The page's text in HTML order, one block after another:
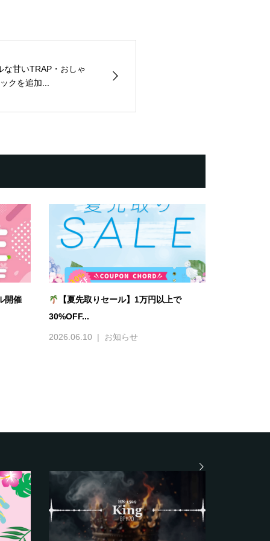
な甘いTRAP・おしゃ
クを追加...
開催
【夏先取りセール】1万円以上で
30%OFF...
2026.06.10 お知らせ